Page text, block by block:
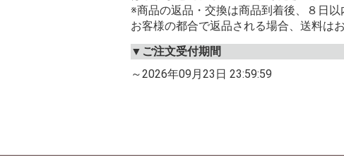
※商品の返品・交換は商品到着後、８日
お客様の都合で返品される場合、送料は
▼ご注文受付期間
～2026年09月23日 23:59:59